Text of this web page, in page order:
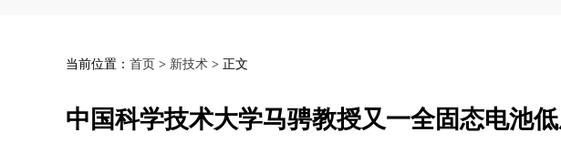
当前位置： 首页 > 新技术 > 正文
中国科学技术大学马骋教授又一全固态电池